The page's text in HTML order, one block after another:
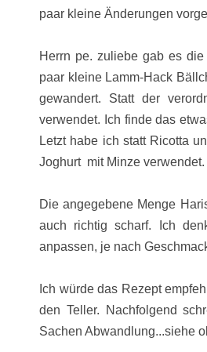
paar kleine Änderungen
Herrn pe. zuliebe gab es
paar kleine Lamm-Hack
gewandert. Statt der
verwendet. Ich finde das
Letzt habe ich statt Ricotta
Joghurt mit Minze
Die angegebene Menge
auch richtig scharf. Ich
anpassen, je nach
Ich würde das Rezept
den Teller. Nachfolgend
Sachen Abwandlung...siehe